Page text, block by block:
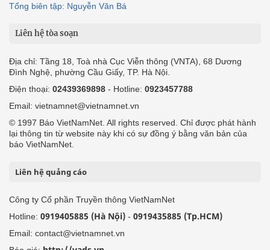
Tổng biên tập: Nguyễn Văn Bá
Liên hệ tòa soạn
Địa chỉ: Tầng 18, Toà nhà Cục Viễn thông (VNTA), 68 Dương
Đình Nghệ, phường Cầu Giấy, TP. Hà Nội.
Điện thoại: 02439369898 - Hotline: 0923457788
Email: vietnamnet@vietnamnet.vn
© 1997 Báo VietNamNet. All rights reserved. Chỉ được phát hành
lại thông tin từ website này khi có sự đồng ý bằng văn bản của
báo VietNamNet.
Liên hệ quảng cáo
Công ty Cổ phần Truyền thông VietNamNet
Hotline: 0919405885 (Hà Nội) - 0919435885 (Tp.HCM)
Email: contact@vietnamnet.vn